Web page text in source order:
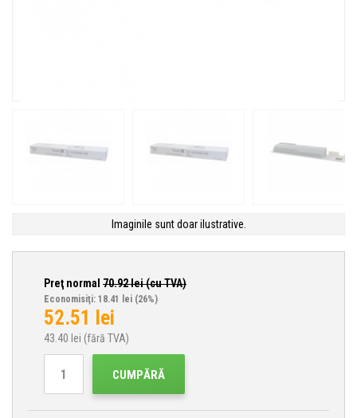
Imaginile sunt doar ilustrative.
Preţ normal 70.92lei (cu TVA)
Economisiţi: 18.41 lei (26%)
52.51 lei
43.40 lei (fără TVA)
CUMPĂRĂ